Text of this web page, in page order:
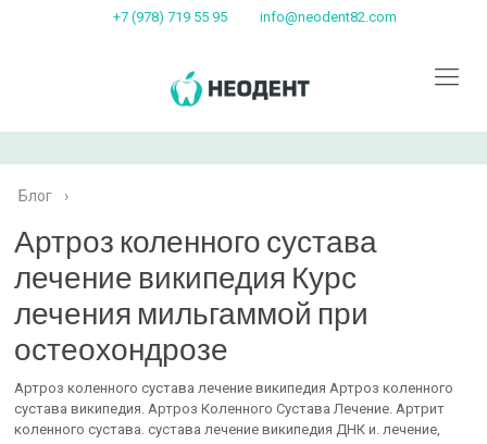
+7 (978) 719 55 95 info@neodent82.com
Блог ›
Артроз коленного сустава
лечение википедия Курс
лечения мильгаммой при
остеохондрозе
Артроз коленного сустава лечение википедия Артроз коленного
сустава википедия. Артроз Коленного Сустава Лечение. Артрит
коленного сустава. сустава лечение википедия ДНК и. лечение,